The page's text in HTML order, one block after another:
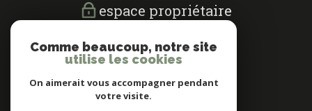
espace propriétaire
Nous
suivre
Comme beaucoup, notre site
utilise les cookies
On aimerait vous accompagner pendant
votre visite.